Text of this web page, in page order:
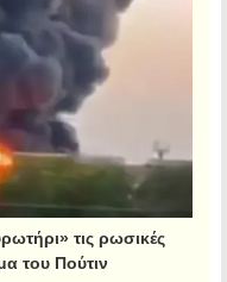
τις ρωσικές
του Πούτιν